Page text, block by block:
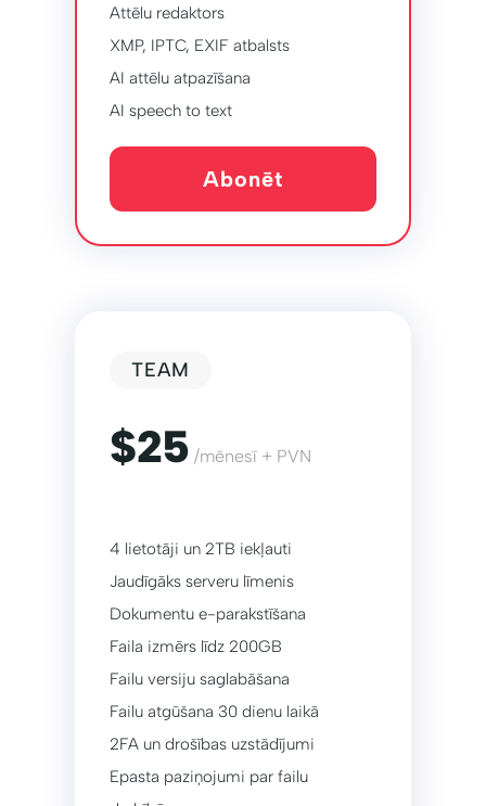
Attēlu redaktors
XMP, IPTC, EXIF ​​atbalsts
AI attēlu atpazīšana
AI speech to text
Abonēt
TEAM
$25 /mēnesī + PVN
4 lietotāji un 2TB iekļauti
Jaudīgāks serveru līmenis
Dokumentu e-parakstīšana
Faila izmērs līdz 200GB
Failu versiju saglabāšana
Failu atgūšana 30 dienu laikā
2FA un drošības uzstādījumi
Epasta paziņojumi par failu